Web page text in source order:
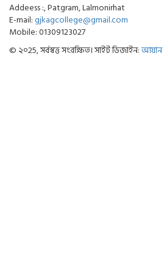
Addeess :, Patgram, Lalmonirhat
E-mail:gjkagcollege@gmail.com
Mobile: 01309123027
© ২০25, সর্বস্বত্ত সংরক্ষিত। সাইট ডিজাইন:আয়ান